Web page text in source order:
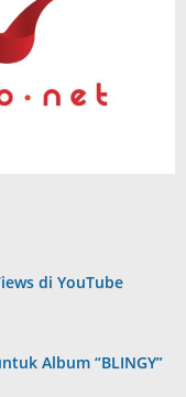
di YouTube
Album “BLINGY”